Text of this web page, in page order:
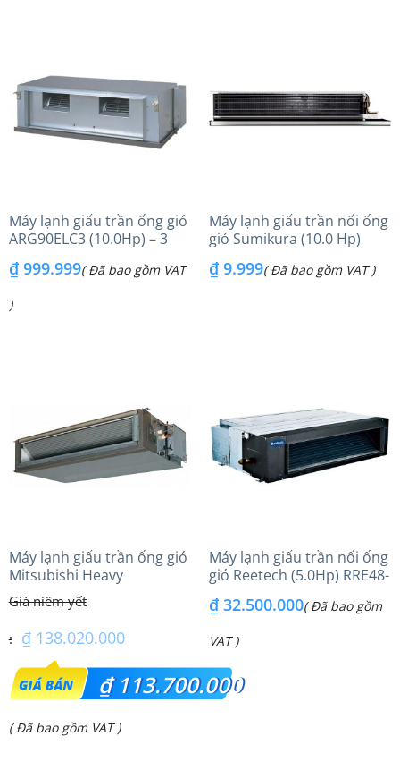
Máy lạnh giấu trần ống gió
ARG90ELC3 (10.0Hp) – 3
₫999.999( Đã bao gồm VAT
)
Máy lạnh giấu trần nối ống
gió Sumikura (10.0 Hp)
₫9.999( Đã bao gồm VAT )
Máy lạnh giấu trần ống gió
Mitsubishi Heavy
FDU250VG – FDC250VSA
(10.0Hp) inverter – 3 pha
₫138.020.000
Giá
gốc
là:
₫113.700.000
Giá
( Đã bao gồm VAT )
Máy lạnh giấu trần nối ống
gió Reetech (5.0Hp) RRE48-
BA-A – Gas R410A
₫32.500.000( Đã bao gồm
VAT )